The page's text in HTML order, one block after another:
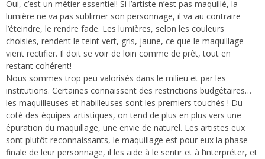
Oui, c’est un métier essentiel! Si l’artiste n’est pas maquillé, la
lumière ne va pas sublimer son personnage, il va au contraire
l’éteindre, le rendre fade. Les lumières, selon les couleurs
choisies, rendent le teint vert, gris, jaune, ce que le maquillage
vient rectifier. Il doit se voir de loin comme de prêt, tout en
restant cohérent!
Nous sommes trop peu valorisés dans le milieu et par les
institutions. Certaines connaissent des restrictions budgétaires…
les maquilleuses et habilleuses sont les premiers touchés ! Du
coté des équipes artistiques, on tend de plus en plus vers une
épuration du maquillage, une envie de naturel. Les artistes eux
sont plutôt reconnaissants, le maquillage est pour eux la phase
finale de leur personnage, il les aide à le sentir et à l’interpréter, et